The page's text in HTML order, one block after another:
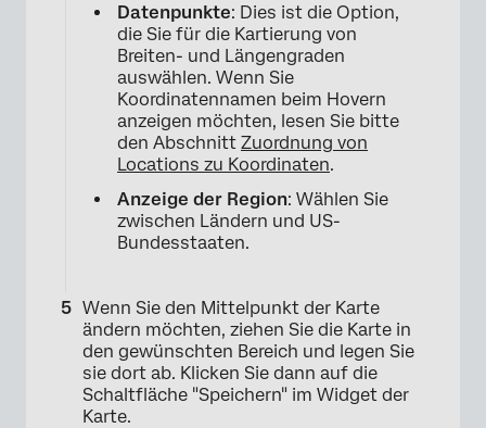
Datenpunkte: Dies ist die Option,
die Sie für die Kartierung von
Breiten- und Längengraden
auswählen. Wenn Sie
Koordinatennamen beim Hovern
anzeigen möchten, lesen Sie bitte
den Abschnitt Zuordnung von
Locations zu Koordinaten.
Anzeige der Region: Wählen Sie
zwischen Ländern und US-
Bundesstaaten.
Wenn Sie den Mittelpunkt der Karte
ändern möchten, ziehen Sie die Karte in
den gewünschten Bereich und legen Sie
sie dort ab. Klicken Sie dann auf die
Schaltfläche "Speichern" im Widget der
Karte.